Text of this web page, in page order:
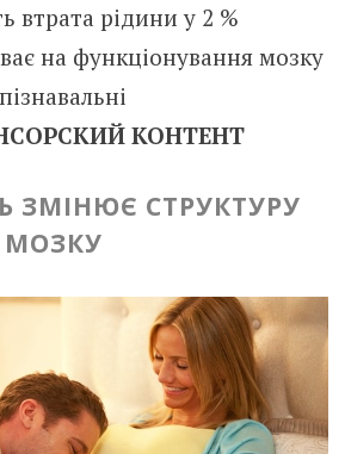
втрата рідини у 2 %
на функціонування мозку
КОНТЕНТ
ЗМІНЮЄ СТРУКТУРУ